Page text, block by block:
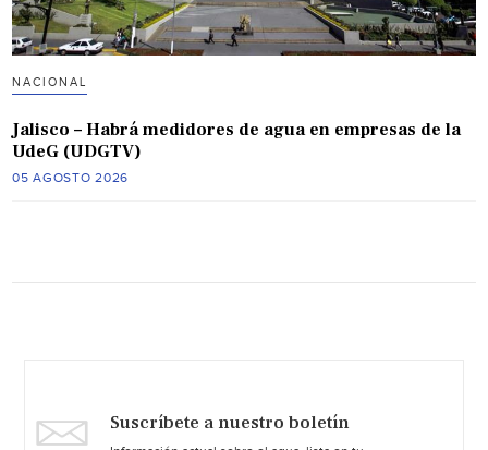
NACIONAL
Jalisco – Habrá medidores de agua en empresas de la
UdeG (UDGTV)
05 AGOSTO 2026
Suscríbete a nuestro boletín